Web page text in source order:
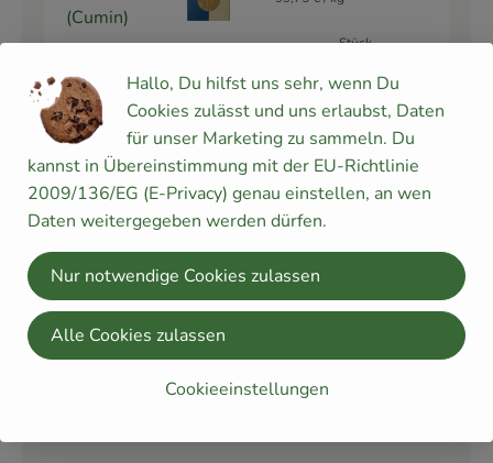
(Cumin)
Auswahl ändern
Stück
Artikelanzahl
0,00 €
1 Stk
entkernte
Chilischot
Belieben)
Auswahl ändern
Chili Pepperoni
kg
Artikelanzahl
Gesamtpreis:
Hallo, Du hilfst uns sehr, wenn Du
Cookies zulässt und uns erlaubst, Daten
für unser Marketing zu sammeln. Du
kannst in Übereinstimmung mit der EU-Richtlinie
2009/136/EG (E-Privacy) genau einstellen, an wen
Daten weitergegeben werden dürfen.
Cookieeinstellungen
Nur notwendige Cookies zulassen
Alle Cookies zulassen